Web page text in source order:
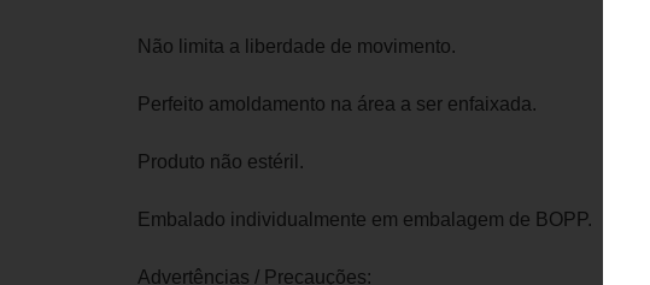
Não limita a liberdade de movimento.
Perfeito amoldamento na área a ser enfaixada.
Produto não estéril.
Embalado individualmente em embalagem de BOPP.
Advertências / Precauções: